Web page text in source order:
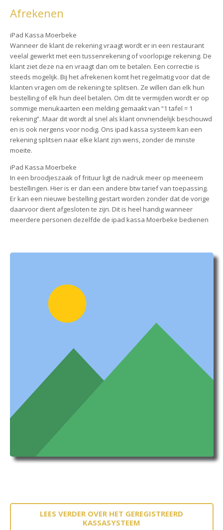
Afrekenen
iPad Kassa Moerbeke
Wanneer de klant de rekening vraagt wordt er in een restaurant
veelal gewerkt met een tussenrekening of voorlopige rekening. De
klant ziet deze na en vraagt dan om te betalen. Een correctie is
steeds mogelijk. Bij het afrekenen komt het regelmatig voor dat de
klanten vragen om de rekening te splitsen. Ze willen dan elk hun
bestelling of elk hun deel betalen. Om dit te vermijden wordt er op
sommige menukaarten een melding gemaakt van “1 tafel = 1
rekening”. Maar dit wordt al snel als klant onvriendelijk beschouwd
en is ook nergens voor nodig. Ons ipad kassa systeem kan een
rekening splitsen naar elke klant zijn wens, zonder de minste
moeite.
iPad Kassa Moerbeke
In een broodjeszaak of frituur ligt de nadruk meer op meeneem
bestellingen. Hier is er dan een andere btw tarief van toepassing.
Er kan een nieuwe bestelling gestart worden zonder dat de vorige
daarvoor dient afgesloten te zijn. Dit is heel handig wanneer
meerdere personen dezelfde de ipad kassa Moerbeke bedienen
LEES VERDER OVER HET GEREGISTREERD
KASSASYSTEEM